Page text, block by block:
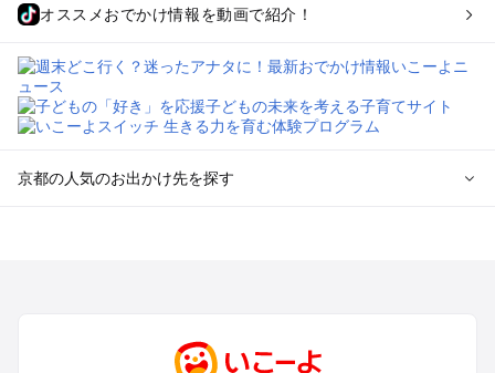
オススメおでかけ情報を動画で紹介！
京都の人気のお出かけ先を探す
天橋立・舞鶴・丹後半島のプールお出かけ